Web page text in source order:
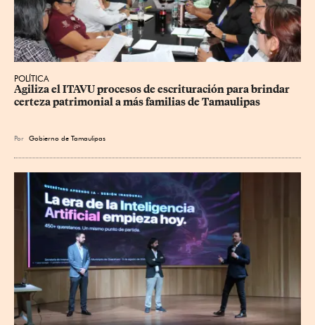
POLÍTICA
Agiliza el ITAVU procesos de escrituración para brindar
certeza patrimonial a más familias de Tamaulipas
Por Gobierno de Tamaulipas